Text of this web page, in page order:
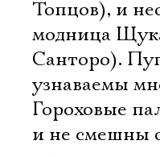
Топцов), и
модница
Санторо).
узнаваемы
Гороховые
и не смешны